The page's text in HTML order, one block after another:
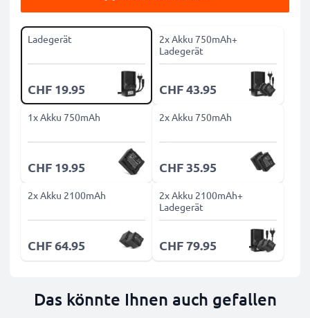
Ladegerät
CHF 19.95
2x Akku 750mAh+
Ladegerät
CHF 43.95
1x Akku 750mAh
CHF 19.95
2x Akku 750mAh
CHF 35.95
2x Akku 2100mAh
CHF 64.95
2x Akku 2100mAh+
Ladegerät
CHF 79.95
Das könnte Ihnen auch gefallen